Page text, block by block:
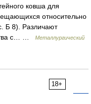
ковша для
относительно
Б 8). Различают
с… …
Металлургический
18+